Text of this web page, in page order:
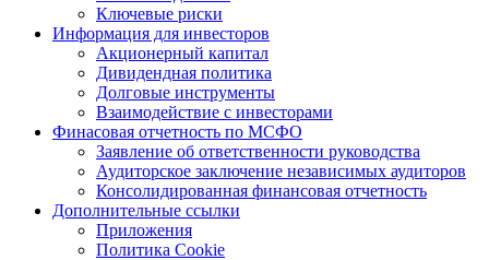
Ключевые риски
Информация для инвесторов
Акционерный капитал
Дивидендная политика
Долговые инструменты
Взаимодействие с инвеcторами
Финасовая отчетность по МСФО
Заявление об ответственности руководства
Аудиторское заключение независимых аудиторов
Консолидированная финансовая отчетность
Дополнительные ссылки
Приложения
Политика Cookie